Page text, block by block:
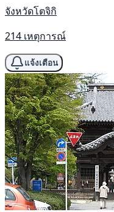
จังหวัดโตจิกิ
214 เหตุการณ์
แจ้งเตือน